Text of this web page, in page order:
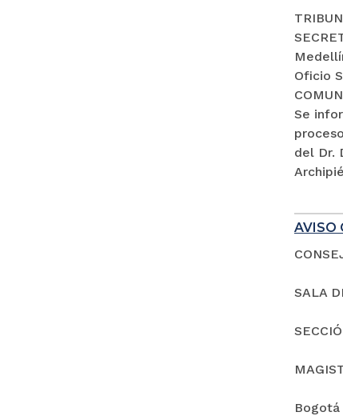
Oficio
Se
del Dr.
AVISO
SALA